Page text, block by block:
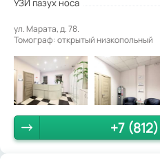
УЗИ пазух носа
ул. Марата, д. 78.
Томограф: открытый низкопольный
+7